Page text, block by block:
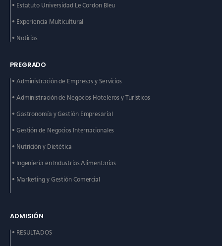
• Estatuto Universidad LeCordon Bleu
• Experiencia Multicultural
• Noticias
PREGRADO
• Administración de Empresas y Servicios
• Administración de Negocios Hoteleros y Turísticos
• Gastronomía y Gestión Empresarial
• Gestión de Negocios Internacionales
• Nutrición y Dietética
• Ingeniería en IndustriasAlimentarias
• Marketing y Gestión Comercial
ADMISIÓN
• RESULTADOS